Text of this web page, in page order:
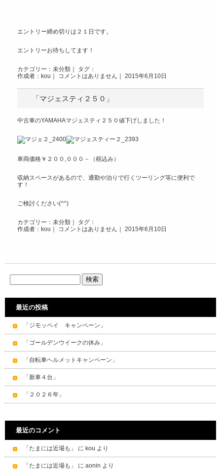
エントリー締め切りは２１日です。
エントリーお待ちしてます！
カテゴリー： 未分類 ｜ タグ：
作成者：kou｜ コメントはありません ｜ 2015年6月10日
「マジェスティ２５０」
中古車のYAMAHAマジェスティ２５０値下げしました！
車両価格￥２００,０００－（税込み）
収納スペースがあるので、通勤や泊りで行くツーリング等に便利で
す！
ご検討ください(^^)
カテゴリー： 未分類 ｜ タグ：
作成者：kou｜ コメントはありません ｜ 2015年6月10日
最近の投稿
「ジモッペイ キャンペーン」
「ゴールデンウイークの休み」
「自転車ヘルメットキャンペーン」
「新車４台」
「２０２６年」
最近のコメント
「たまには近場も」 に kou より
「たまには近場も」 に aonin より